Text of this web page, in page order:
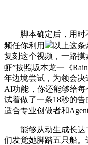
脚本确定后，用时
频任你利用
以上这
复刻这个视频，一路摸
虾”按照坂本龙一《
年边境尝试，为领会
AI功能，你还能够给
试着做了一条18秒的
适合专业创做者和
能够从动生成长达5
们发觉她脚踏五只船。